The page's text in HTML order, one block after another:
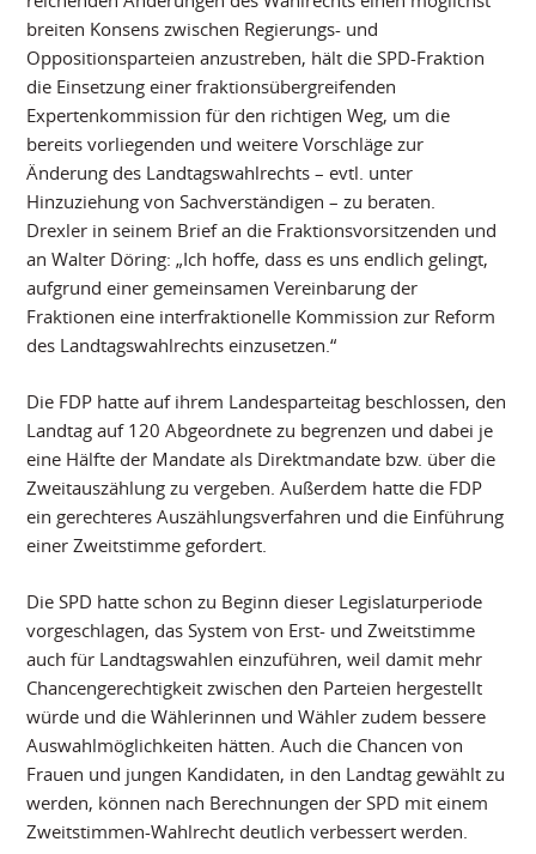
breiten Konsens zwischen Regierungs- und
Oppositionsparteien anzustreben, hält die SPD-Fraktion
die Einsetzung einer fraktionsübergreifenden
Expertenkommission für den richtigen Weg, um die
bereits vorliegenden und weitere Vorschläge zur
Änderung des Landtagswahlrechts – evtl. unter
Hinzuziehung von Sachverständigen – zu beraten.
Drexler in seinem Brief an die Fraktionsvorsitzenden und
an Walter Döring: „Ich hoffe, dass es uns endlich gelingt,
aufgrund einer gemeinsamen Vereinbarung der
Fraktionen eine interfraktionelle Kommission zur Reform
des Landtagswahlrechts einzusetzen.“
Die FDP hatte auf ihrem Landesparteitag beschlossen, den
Landtag auf 120 Abgeordnete zu begrenzen und dabei je
eine Hälfte der Mandate als Direktmandate bzw. über die
Zweitauszählung zu vergeben. Außerdem hatte die FDP
ein gerechteres Auszählungsverfahren und die Einführung
einer Zweitstimme gefordert.
Die SPD hatte schon zu Beginn dieser Legislaturperiode
vorgeschlagen, das System von Erst- und Zweitstimme
auch für Landtagswahlen einzuführen, weil damit mehr
Chancengerechtigkeit zwischen den Parteien hergestellt
würde und die Wählerinnen und Wähler zudem bessere
Auswahlmöglichkeiten hätten. Auch die Chancen von
Frauen und jungen Kandidaten, in den Landtag gewählt zu
werden, können nach Berechnungen der SPD mit einem
Zweitstimmen-Wahlrecht deutlich verbessert werden.